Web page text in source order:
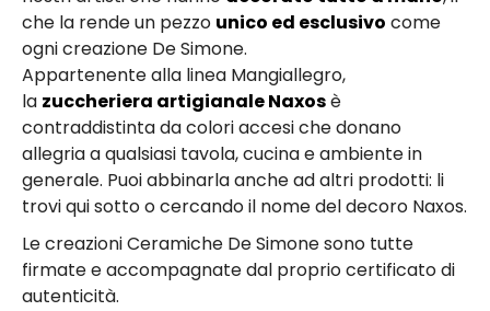
che la rende un pezzo unico ed esclusivo come
ogni creazione De Simone.
Appartenente alla linea Mangiallegro,
la zuccheriera artigianale Naxosè
contraddistinta da colori accesi che donano
allegria a qualsiasi tavola, cucina e ambiente in
generale. Puoi abbinarla anche ad altri prodotti: li
trovi qui sotto o cercando il nome del decoro Naxos.
Le creazioni Ceramiche De Simone sono tutte
firmate e accompagnate dal proprio certificato di
autenticità.